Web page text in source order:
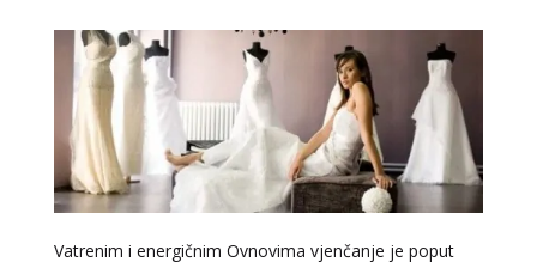
Vatrenim i energičnim Ovnovima vjenčanje je poput